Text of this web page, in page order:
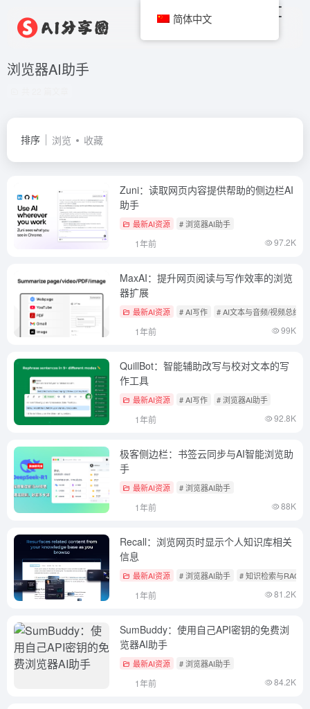
浏览器AI助手
排序 浏览 收藏
Zuni：读取网页内容提供帮助的侧边栏AI
助手
最新AI资源 # 浏览器AI助手
1年前 97.2K
MaxAI：提升网页阅读与写作效率的浏览
器扩展
最新AI资源 # AI写作 # AI文本与音频/视频总结工
1年前 99K
QuillBot：智能辅助改写与校对文本的写
作工具
最新AI资源 # AI写作 # 浏览器AI助手
1年前 92.8K
极客侧边栏：书签云同步与AI智能浏览助
手
最新AI资源 # 浏览器AI助手
1年前 88K
Recall：浏览网页时显示个人知识库相关
信息
最新AI资源 # 浏览器AI助手 # 知识检索与RAG框
1年前 81.2K
SumBuddy：使用自己API密钥的免费浏
览器AI助手
最新AI资源 # 浏览器AI助手
1年前 84.2K
简体中文